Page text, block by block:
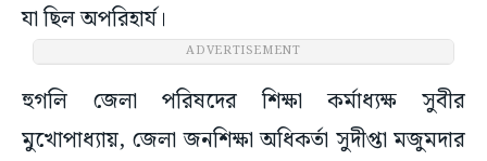
যা ছিল অপরিহার্য।
ADVERTISEMENT
হুগলি জেলা পরিষদের শিক্ষা কর্মাধ্যক্ষ সুবীর
মুখোপাধ্যায়, জেলা জনশিক্ষা অধিকর্তা সুদীপ্তা মজুমদার